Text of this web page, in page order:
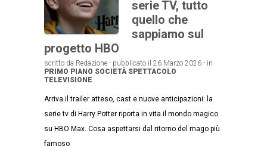
serie TV, tutto
quello che
sappiamo sul
progetto HBO
scritto da Redazione - pubblicato il 26 Marzo 2026 - in
PRIMO PIANO SOCIETÀ SPETTACOLO
TELEVISIONE
Arriva il trailer atteso, cast e nuove anticipazioni: la
serie tv di Harry Potter riporta in vita il mondo magico
su HBO Max. Cosa aspettarsi dal ritorno del mago più
famoso